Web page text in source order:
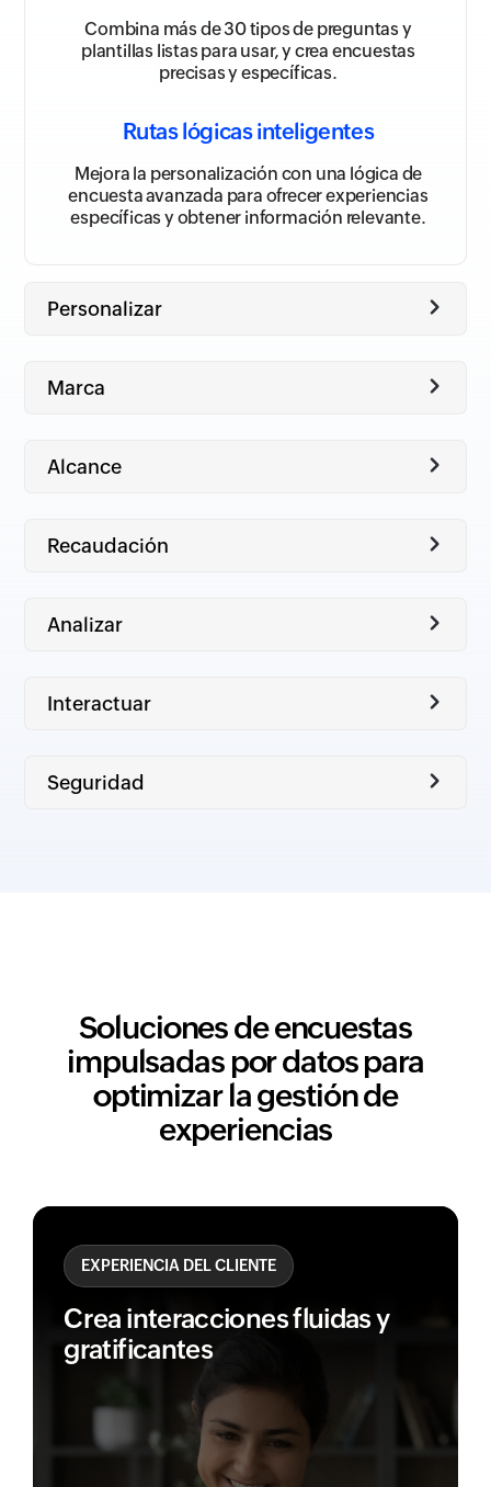
Combina más de 30 tipos de preguntas y
plantillas listas para usar, y crea encuestas
precisas y específicas.
Rutas lógicas inteligentes
Mejora la personalización con una lógica de
encuesta avanzada para ofrecer experiencias
específicas y obtener información relevante.
Soluciones de encuestas
impulsadas por datos para
optimizar la gestión de
experiencias
EXPERIENCIA DEL CLIENTE
Crea interacciones fluidas y
gratificantes